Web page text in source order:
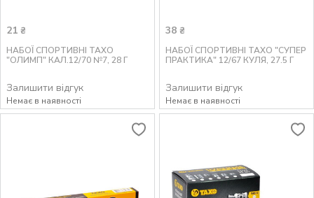
21 ₴
НАБОЇ СПОРТИВНІ ТАХО
"ОЛИМП" КАЛ.12/70 №7, 28 Г
Залишити відгук
Немає в наявності
38 ₴
НАБОЇ СПОРТИВНІ ТАХО "СУПЕР
ПРАКТИКА" 12/67 КУЛЯ, 27.5 Г
Залишити відгук
Немає в наявності